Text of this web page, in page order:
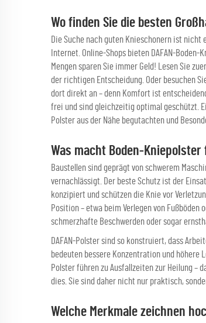
Wo finden Sie die besten
Die Suche nach guten Knieschonern ist
Internet. Online-Shops bieten DAFAN-Boden-
Mengen sparen Sie immer Geld! Lesen Sie
der richtigen Entscheidung. Oder besuchen
dort direkt an – denn Komfort ist
frei und sind gleichzeitig optimal geschützt.
Polster aus der Nähe begutachten und
Was macht Boden-
Baustellen sind geprägt von schwerem
vernachlässigt. Der beste Schutz ist der
konzipiert und schützen die Knie vor
Position – etwa beim Verlegen von Fußböden
schmerzhafte Beschwerden oder sogar
DAFAN-Polster sind so konstruiert, dass
bedeuten bessere Konzentration und
Polster führen zu Ausfallzeiten zur Heilung –
dies. Sie sind daher nicht nur praktisch,
Welche Merkmale zeichnen